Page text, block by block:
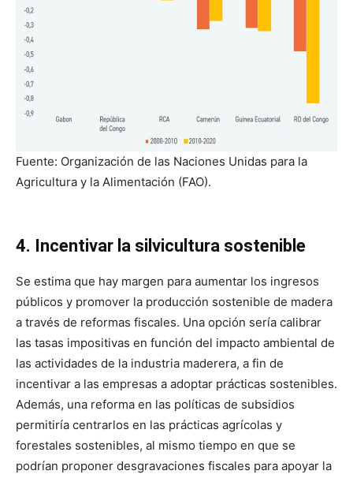
Fuente: Organización de las Naciones Unidas para la
Agricultura y la Alimentación (FAO).
4. Incentivar la silvicultura sostenible
Se estima que hay margen para aumentar los ingresos
públicos y promover la producción sostenible de madera
a través de reformas fiscales. Una opción sería calibrar
las tasas impositivas en función del impacto ambiental de
las actividades de la industria maderera, a fin de
incentivar a las empresas a adoptar prácticas sostenibles.
Además, una reforma en las políticas de subsidios
permitiría centrarlos en las prácticas agrícolas y
forestales sostenibles, al mismo tiempo en que se
podrían proponer desgravaciones fiscales para apoyar la